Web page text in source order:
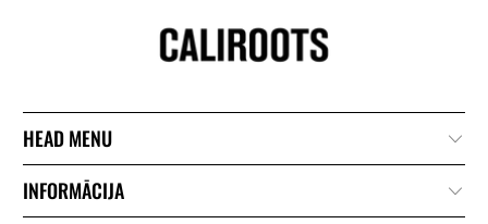
HEAD MENU
INFORMĀCIJA